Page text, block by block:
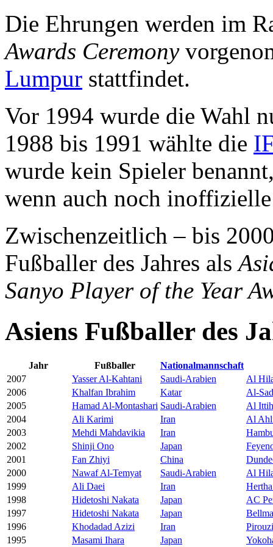
Die Ehrungen werden im
Awards Ceremony
Lumpur stattfindet.
Vor 1994 wurde die Wahl
1988 bis 1991 wählte die
wurde kein Spieler
wenn auch noch
Zwischenzeitlich – bis
Fußballer des Jahres als
Sanyo Player of the Year
Asiens Fußballer des
Jahr Fußballer
Nationalmannschaft
2007
Yasser Al-Kahtani Saudi-Arabien
Al
2006
Khalfan Ibrahim Katar
Al-
2005
Hamad Al-Montashari Saudi-Arabien
Al
2004
Ali Karimi Iran
Al
2003
Mehdi Mahdavikia Iran
2002
Shinji Ono Japan
2001
Fan Zhiyi China
2000
Nawaf Al-Temyat Saudi-Arabien
Al
1999
Ali Daei Iran
1998
Hidetoshi Nakata Japan
AC
1997
Hidetoshi Nakata Japan
1996
Khodadad Azizi Iran
1995
Masami Ihara Japan